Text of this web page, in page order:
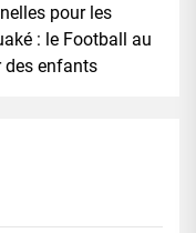
pour les
: le Football au
des enfants